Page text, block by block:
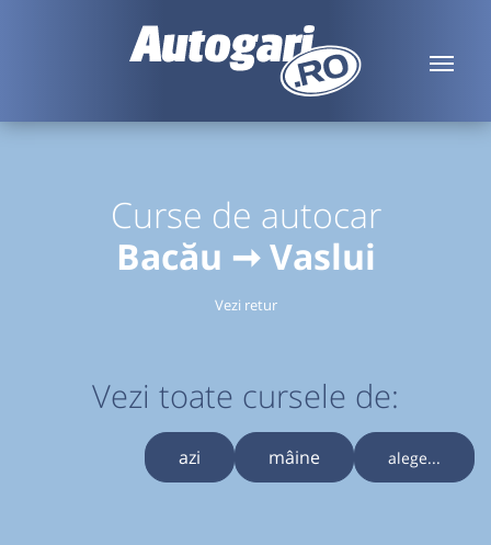
Curse de autocar
Bacău ➞ Vaslui
Vezi retur
Vezi toate cursele de:
azi mâine alege...